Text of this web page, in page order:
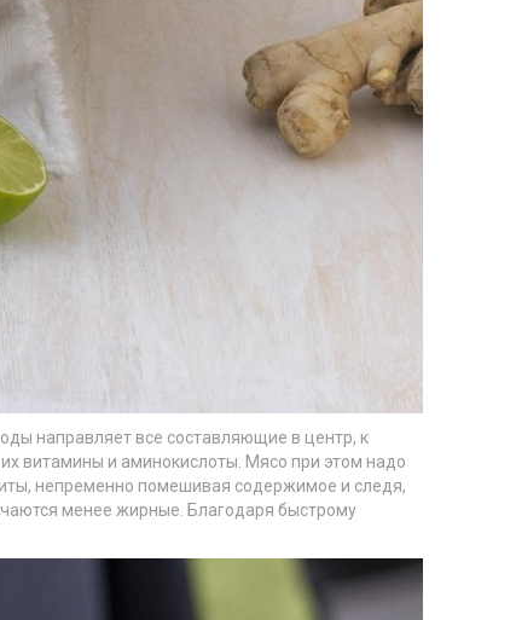
направляет все составляющие в центр, к
витамины и аминокислоты. Мясо при этом надо
непременно помешивая содержимое и следя,
менее жирные. Благодаря быстрому